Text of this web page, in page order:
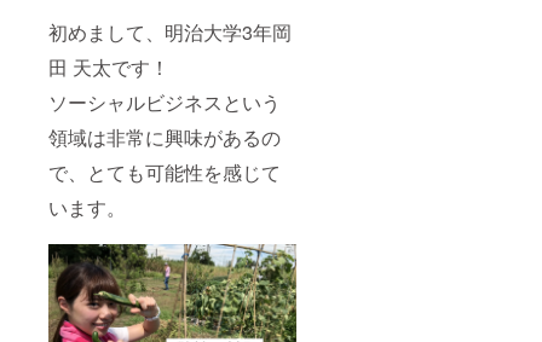
初めまして、明治大学3年岡
田 天太です！
ソーシャルビジネスという
領域は非常に興味があるの
で、とても可能性を感じて
います。